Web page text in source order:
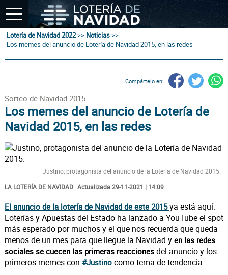
Lotería de Navidad 2022>> Noticias>>
Los memes del anuncio de Lotería de Navidad 2015, en las redes
Compártelo en:
Sorteo de Navidad 2015
Los memes del anuncio de Lotería de
Navidad 2015, en las redes
Justino, protagonista del anuncio de la Lotería de Navidad 2015.
LA LOTERÍA DE NAVIDAD Actualizada 29-11-2021 | 14:09
El anuncio de la lotería de Navidad de este 2015ya está aquí.
Loterías y Apuestas del Estado ha lanzado a YouTube el spot
más esperado por muchos y el que nos recuerda que queda
menos de un mes para que llegue la Navidad y en las redes
sociales se cuecen las primeras reaccionesdel anuncio y los
primeros memes con #Justino como tema de tendencia.